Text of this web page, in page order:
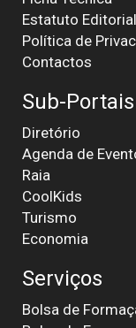
Estatuto Editorial
Política de
Contactos
Sub-Portais
Diretório
Agenda de
Raia
CoolKids
Turismo
Economia
Serviços
Bolsa de